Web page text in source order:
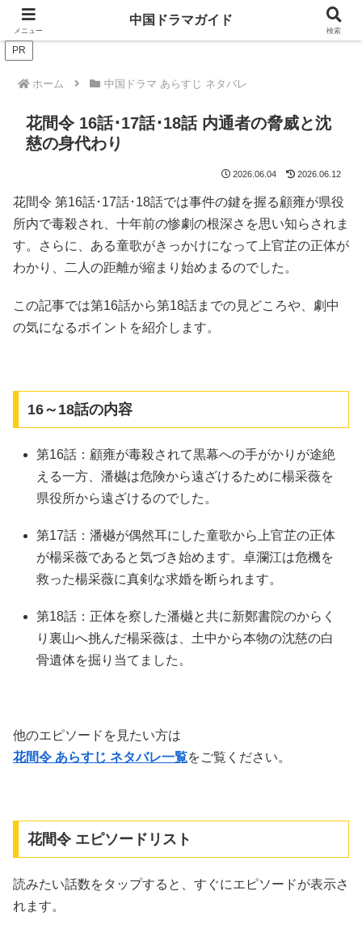
ドラマは歴史を知るともっと面白い！
PR
ホーム 中国ドラマ あらすじ ネタバレ
花間令 16話･17話･18話 内通者の脅威と沈
慈の身代わり
2026.06.04 2026.06.12
花間令 第16話･17話･18話では事件の鍵を握る顧雍が県役
所内で毒殺され、十年前の惨劇の根深さを思い知らされま
す。さらに、ある童歌がきっかけになって上官芷の正体が
わかり、二人の距離が縮まり始めまるのでした。
この記事では第16話から第18話までの見どころや、劇中
の気になるポイントを紹介します。
16～18話の内容
第16話：顧雍が毒殺されて黒幕への手がかりが途絶
える一方、潘樾は危険から遠ざけるために楊采薇を
県役所から遠ざけるのでした。
第17話：潘樾が偶然耳にした童歌から上官芷の正体
が楊采薇であると気づき始めます。卓瀾江は危機を
救った楊采薇に真剣な求婚を断られます。
第18話：正体を察した潘樾と共に新鄭書院のからく
り裏山へ挑んだ楊采薇は、土中から本物の沈慈の白
骨遺体を掘り当てました。
他のエピソードを見たい方は
花間令 あらすじ ネタバレ一覧をご覧ください。
花間令 エピソードリスト
読みたい話数をタップすると、すぐにエピソードが表示さ
れます。
メニュー
中国ドラマガイド
検索